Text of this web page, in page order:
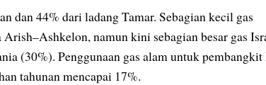
dan 44% dari ladang Tamar. Sebagian kecil gas
namun kini sebagian besar gas
(30%). Penggunaan gas alam untuk
tahunan mencapai 17%.